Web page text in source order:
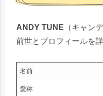
ANDY TUNE （キャン
前世とプロフィールを
名前
愛称